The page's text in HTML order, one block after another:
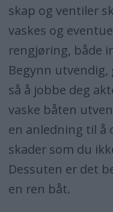
skap og ventiler
vaskes og
rengjøring, både
Begynn
så å jobbe deg
vaske båten
en anledning til å
skader som du
Dessuten er det
en ren båt.